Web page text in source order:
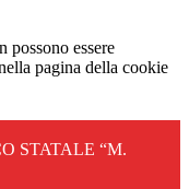
possono essere
pagina della cookie
STATALE “M.